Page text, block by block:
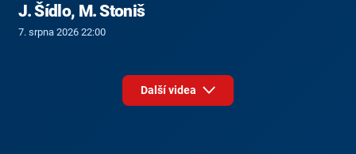
J. Šídlo, M. Stoniš
7. srpna 2026 22:00
Další videa